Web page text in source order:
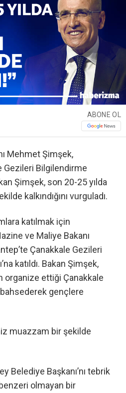
ABONE OL
Mehmet Şimşek,
Gezileri Bilgilendirme
Şimşek, son 20-25 yılda
kalkındığını vurguladı.
katılmak için
ve Maliye Bakanı
Çanakkale Gezileri
katıldı. Bakan Şimşek,
organize ettiği Çanakkale
gençlere
muazzam bir şekilde
Belediye Başkanı’nı tebrik
olmayan bir